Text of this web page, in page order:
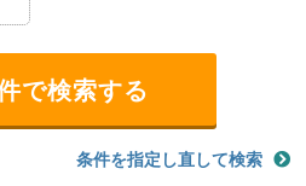
条件を指定し直して検索